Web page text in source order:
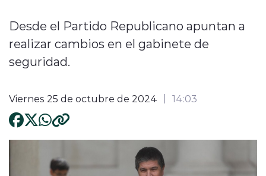
Desde el Partido Republicano apuntan a
realizar cambios en el gabinete de
seguridad.
Viernes 25 de octubre de 2024 14:03